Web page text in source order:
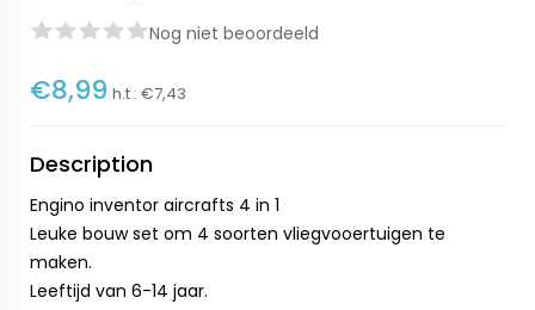
Nog niet beoordeeld
€8,99 h.t : €7,43
Description
Engino inventor aircrafts 4 in 1
Leuke bouw set om 4 soorten vliegvooertuigen te
maken.
Leeftijd van 6-14 jaar.